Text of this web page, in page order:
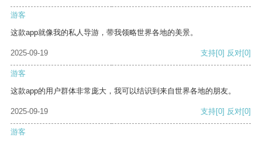
游客
这款app就像我的私人导游，带我领略世界各地的美景。
2025-09-19 支持[0] 反对[0]
游客
这款app的用户群体非常庞大，我可以结识到来自世界各地的朋友。
2025-09-19 支持[0] 反对[0]
游客